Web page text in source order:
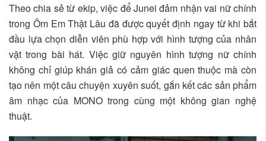
Theo chia sẻ từ ekip, việc để Junei đảm nhận vai nữ chính
trong Ôm Em Thật Lâu đã được quyết định ngay từ khi bắt
đầu lựa chọn diễn viên phù hợp với hình tượng của nhân
vật trong bài hát. Việc giữ nguyên hình tượng nữ chính
không chỉ giúp khán giả có cảm giác quen thuộc mà còn
tạo nên một câu chuyện xuyên suốt, gắn kết các sản phẩm
âm nhạc của MONO trong cùng một không gian nghệ
thuật.